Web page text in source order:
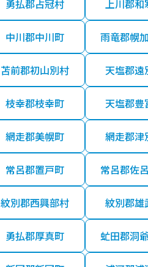
勇払郡占冠村 上川郡和
中川郡中川町 雨竜郡幌
苫前郡初山別村 天塩郡遠
枝幸郡枝幸町 天塩郡豊
網走郡美幌町 網走郡津
常呂郡置戸町 常呂郡佐
紋別郡西興部村 紋別郡雄
勇払郡厚真町 虻田郡洞